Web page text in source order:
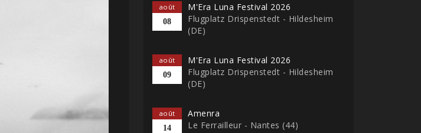
août
08
M'Era Luna Festival 2026
Flugplatz Drispenstedt - Hildesheim
(DE)
août
09
M'Era Luna Festival 2026
Flugplatz Drispenstedt - Hildesheim
(DE)
août
14
Amenra
Le Ferrailleur - Nantes (44)